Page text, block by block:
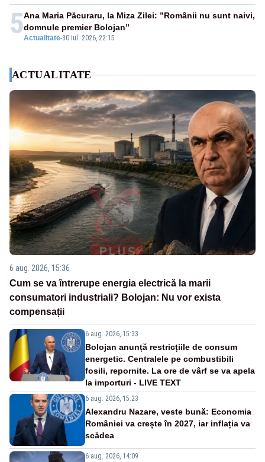
5Actualitate-30 iul. 2026, 22:15
Ana Maria Păcuraru, la Miza Zilei: ”Românii nu sunt naivi,
domnule premier Bolojan”
ACTUALITATE
6 aug. 2026, 15:36
Cum se va întrerupe energia electrică la marii
consumatori industriali? Bolojan: Nu vor exista
compensații
6 aug. 2026, 15:33
Bolojan anunță restricțiile de consum
energetic. Centralele pe combustibili
fosili, repornite. La ore de vârf se va apela
la importuri - LIVE TEXT
6 aug. 2026, 15:23
Alexandru Nazare, veste bună: Economia
României va crește în 2027, iar inflația va
scădea
6 aug. 2026, 14:09